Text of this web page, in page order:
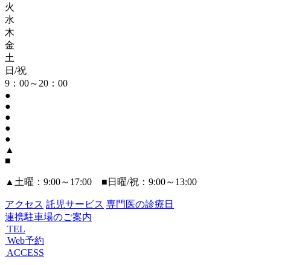
火
水
木
金
土
日/祝
9：00～20：00
●
●
●
●
●
▲
■
▲土曜：9:00～17:00 ■日曜/祝：9:00～13:00
アクセス 託児サービス 専門医の診療日
連携駐車場のご案内
TEL
Web予約
ACCESS